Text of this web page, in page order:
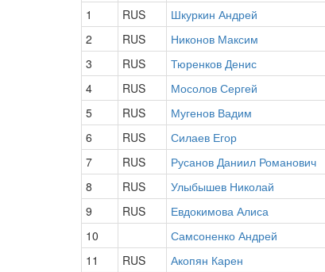
1
RUS Шкуркин Андрей
2
RUS Никонов Максим
3
RUS Тюренков Денис
4
RUS Мосолов Сергей
5
RUS Мугенов Вадим
6
RUS Силаев Егор
7
RUS Русанов Даниил Романович
8
RUS Улыбышев Николай
9
RUS Евдокимова Алиса
10
Самсоненко Андрей
11
RUS Акопян Карен